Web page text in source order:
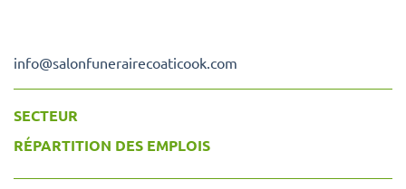
info@salonfunerairecoaticook.com
SECTEUR
RÉPARTITION DES EMPLOIS